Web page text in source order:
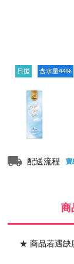
日拋 含水量44%
配送流程 寶
商
★ 商品若遇缺